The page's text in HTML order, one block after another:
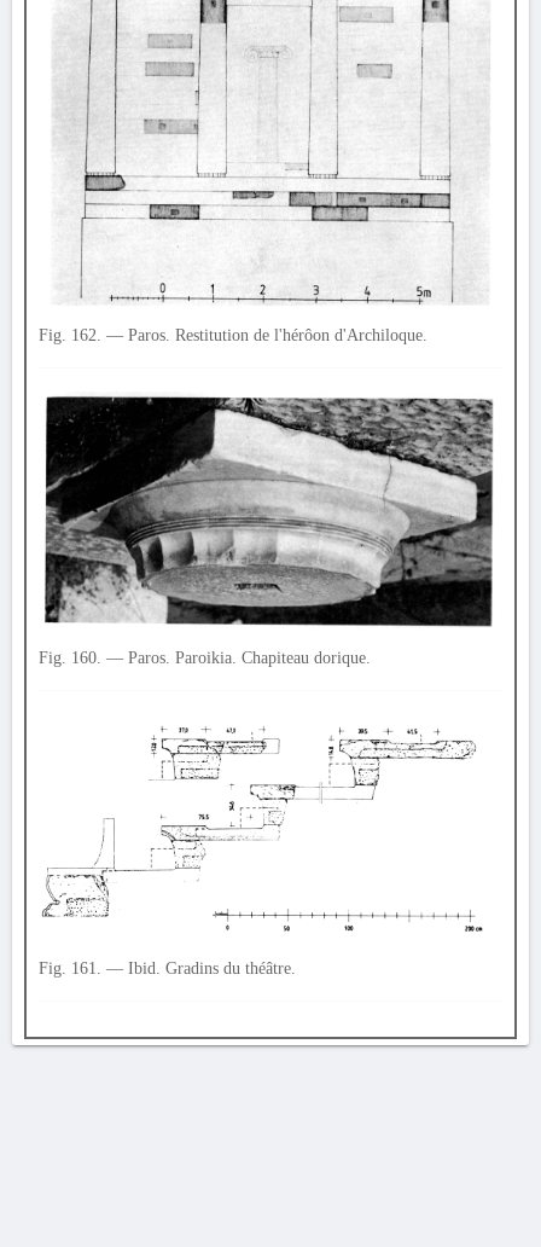
Fig. 162. — Paros. Restitution de l'hérôon d'Archiloque.
Fig. 160. — Paros. Paroikia. Chapiteau dorique.
Fig. 161. — Ibid. Gradins du théâtre.